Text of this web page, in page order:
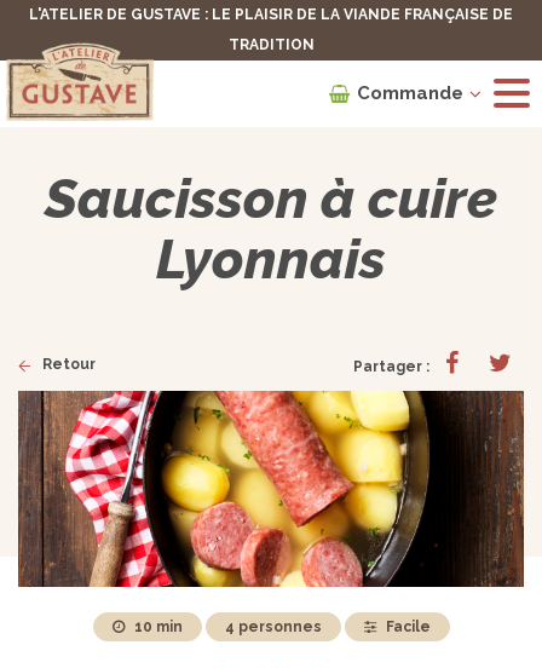
L'ATELIER DE GUSTAVE : LE PLAISIR DE LA VIANDE FRANÇAISE DE
TRADITION
Commande
Saucisson à cuire
Lyonnais
Retour Partager :
10 min 4 personnes Facile